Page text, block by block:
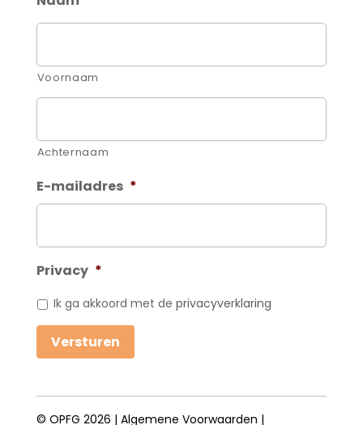
Voornaam
Achternaam
E-mailadres *
Privacy *
Ik ga akkoord met de privacyverklaring
Versturen
© OPFG 2026 | Algemene Voorwaarden |